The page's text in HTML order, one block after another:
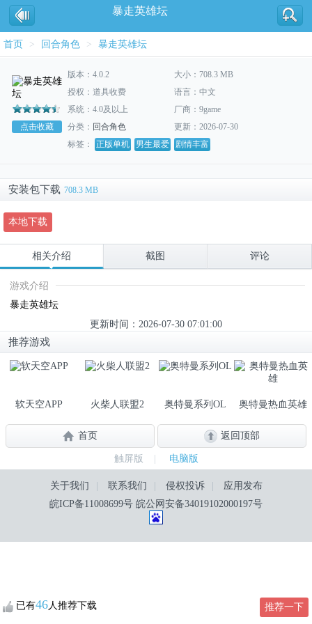
暴走英雄坛
首页 > 回合角色 > 暴走英雄坛
点击收藏
版本：4.0.2
大小：708.3 MB
授权：道具收费
语言：中文
系统：4.0及以上
厂商：9game
分类： 回合角色
更新：2026-07-30
标签：
正版单机 男生最爱 剧情丰富
安装包下载 708.3 MB
本地下载
已有46人推荐下载 推荐一下
相关介绍 截图 评论
游戏介绍
暴走英雄坛
更新时间：2026-07-30 07:01:00
推荐游戏
软天空APP 火柴人联盟2 奥特曼系列OL 奥特曼热血英雄
首页 返回顶部
触屏版 电脑版
关于我们 联系我们 侵权投诉
应用发布
皖ICP备11008699号 皖公网安备34019102000197号